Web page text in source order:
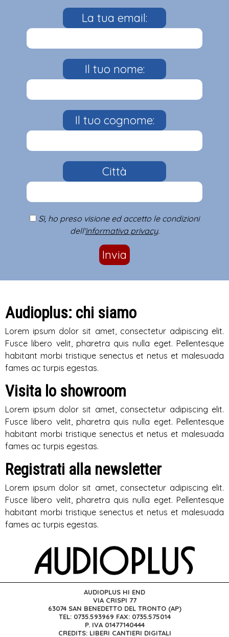
La tua email:
Il tuo nome:
Il tuo cognome:
Città
Sì, ho preso visione ed accetto le condizioni
dell'informativa privacy.
Invia
Audioplus: chi siamo
Lorem ipsum dolor sit amet, consectetur adipiscing elit.
Fusce libero velit, pharetra quis nulla eget. Pellentesque
habitant morbi tristique senectus et netus et malesuada
fames ac turpis egestas.
Visita lo showroom
Lorem ipsum dolor sit amet, consectetur adipiscing elit.
Fusce libero velit, pharetra quis nulla eget. Pellentesque
habitant morbi tristique senectus et netus et malesuada
fames ac turpis egestas.
Registrati alla newsletter
Lorem ipsum dolor sit amet, consectetur adipiscing elit.
Fusce libero velit, pharetra quis nulla eget. Pellentesque
habitant morbi tristique senectus et netus et malesuada
fames ac turpis egestas.
AUDIOPLUS HI END
VIA CRISPI 77
63074 SAN BENEDETTO DEL TRONTO (AP)
TEL: 0735.593969 FAX: 0735.575014
P. IVA 01477140444
CREDITS: LIBERI CANTIERI DIGITALI